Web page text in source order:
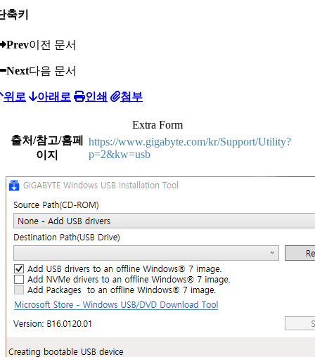
축키
Prev이전 문서
Next다음 문서
위로 아래로 인쇄 첨부
Extra Form
출처/참고/홈페
이지
https://www.gigabyte.com/kr/Support/Utility?
p=2&kw=usb